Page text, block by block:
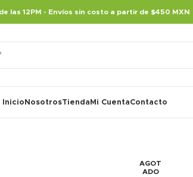
las 12PM - Envíos sin costo a partir de $450 MXN
Inicio NosotrosTienda Mi CuentaContacto
AGOT
ADO